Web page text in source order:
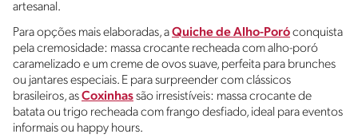
artesanal.
Para opções mais elaboradas, aQuiche de Alho-Poróconquista
pela cremosidade: massa crocante recheada com alho-poró
caramelizado e um creme de ovos suave, perfeita para brunches
ou jantares especiais. E para surpreender com clássicos
brasileiros, asCoxinhassão irresistíveis: massa crocante de
batata ou trigo recheada com frango desfiado, ideal para eventos
informais ou happy hours.